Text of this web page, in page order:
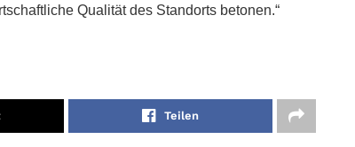
Qualität des Standorts betonen.“
Teilen